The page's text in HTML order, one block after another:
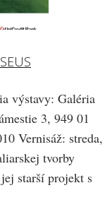
výstavy: Galéria
3, 949 01
Vernisáž: streda,
tvorby
starší projekt s